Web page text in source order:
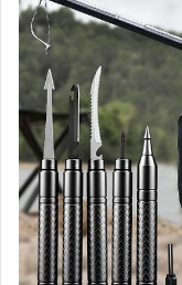
玩具、模型與公仔
男性精品與服飾
女裝與服飾配件
偶像、球員卡與郵幣
手錶與飾品配件
女包精品與女鞋